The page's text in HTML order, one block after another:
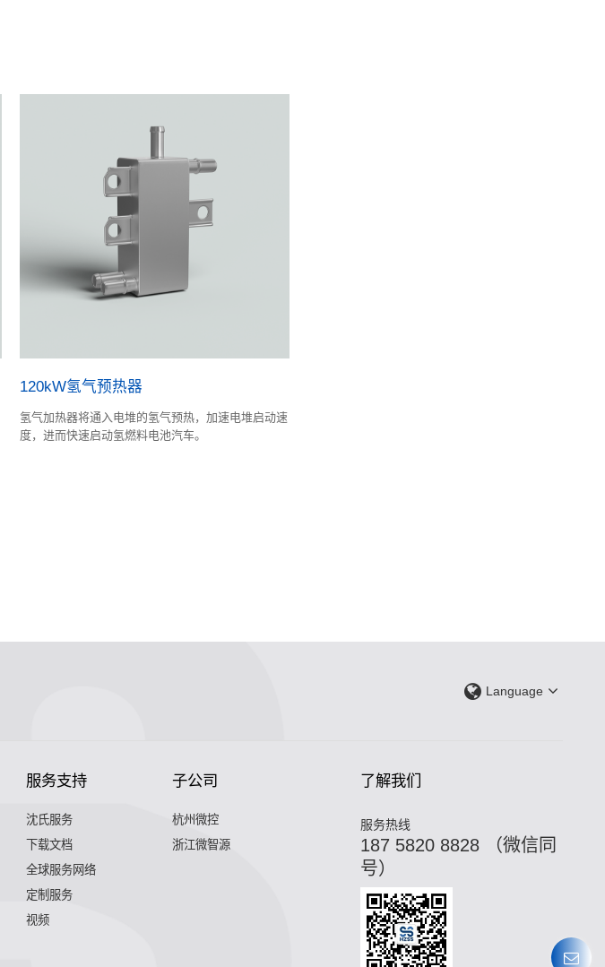
120kW氢气预热器
氢气加热器将通入电堆的氢气预热，加速电堆启动速
度，进而快速启动氢燃料电池汽车。
Language
服务支持
沈氏服务
下载文档
全球服务网络
定制服务
视频
子公司
杭州微控
浙江微智源
了解我们
服务热线
187 5820 8828 （微信同
号）